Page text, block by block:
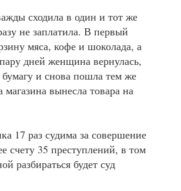
сходила в один и тот же
не заплатила. В первый
мяса, кофе и шоколада, а
дней женщина вернулась,
и снова пошла тем же
вынесла товара на
17 раз судима за совершение
счету 35 преступлений, в том
разбираться будет суд